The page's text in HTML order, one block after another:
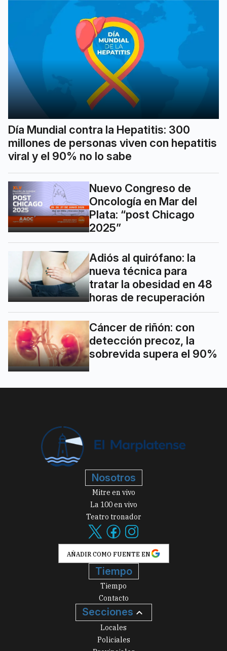
Día Mundial contra la Hepatitis: 300
millones de personas viven con hepatitis
viral y el 90% no lo sabe
Nuevo Congreso de
Oncología en Mar del
Plata: “post Chicago
2025”
Adiós al quirófano: la
nueva técnica para
tratar la obesidad en 48
horas de recuperación
Cáncer de riñón: con
detección precoz, la
sobrevida supera el 90%
Nosotros
Mitre en vivo
La 100 en vivo
Teatro tronador
AÑADIR COMO FUENTE EN
Tiempo
Tiempo
Contacto
Secciones
Locales
Policiales